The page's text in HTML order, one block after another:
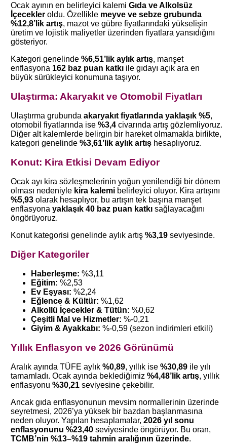
Ocak ayının en belirleyici kalemi Gıda ve Alkolsüz
İçecekler oldu. Özellikle meyve ve sebze grubunda
%12,8’lik artış, mazot ve gübre fiyatlarındaki yükselişin
üretim ve lojistik maliyetler üzerinden fiyatlara yansıdığını
gösteriyor.
Kategori genelinde %6,51’lik aylık artış, manşet
enflasyona 162 baz puan katkı ile gıdayı açık ara en
büyük sürükleyici konumuna taşıyor.
Ulaştırma: Akaryakıt ve Otomobil Fiyatları
Ulaştırma grubunda akaryakıt fiyatlarında yaklaşık %5,
otomobil fiyatlarında ise %3,4 civarında artış gözlemliyoruz.
Diğer alt kalemlerde belirgin bir hareket olmamakla birlikte,
kategori genelinde %3,61’lik aylık artış hesaplıyoruz.
Konut: Kira Etkisi Devam Ediyor
Ocak ayı kira sözleşmelerinin yoğun yenilendiği bir dönem
olması nedeniyle kira kalemi belirleyici oluyor. Kira artışını
%5,93 olarak hesaplıyor, bu artışın tek başına manşet
enflasyona yaklaşık 40 baz puan katkı sağlayacağını
öngörüyoruz.
Konut kategorisi genelinde aylık artış %3,19 seviyesinde.
Diğer Kategoriler
Haberleşme: %3,11
Eğitim: %2,53
Ev Eşyası: %2,24
Eğlence & Kültür: %1,62
Alkollü İçecekler & Tütün: %0,62
Çeşitli Mal ve Hizmetler: %-0,21
Giyim & Ayakkabı: %-0,59 (sezon indirimleri etkili)
Yıllık Enflasyon ve 2026 Görünümü
Aralık ayında TÜFE aylık %0,89, yıllık ise %30,89 ile yılı
tamamladı. Ocak ayında beklediğimiz %4,48’lik artış, yıllık
enflasyonu %30,21 seviyesine çekebilir.
Ancak gıda enflasyonunun mevsim normallerinin üzerinde
seyretmesi, 2026’ya yüksek bir bazdan başlanmasına
neden oluyor. Yapılan hesaplamalar, 2026 yıl sonu
enflasyonunu %23,40 seviyesinde öngörüyor. Bu oran,
TCMB’nin %13–%19 tahmin aralığının üzerinde.